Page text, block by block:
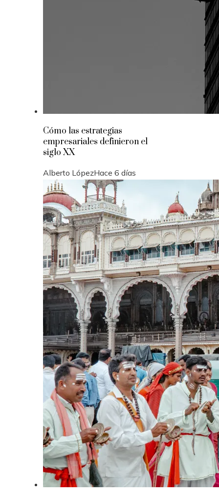
Cómo las estrategias
empresariales definieron el
siglo XX
Alberto LópezHace 6 días